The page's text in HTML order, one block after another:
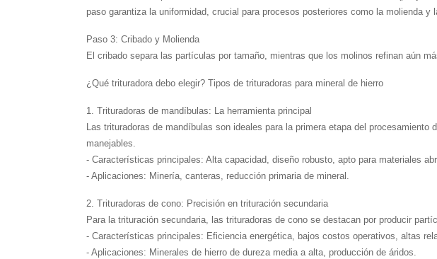
paso garantiza la uniformidad, crucial para procesos posteriores como la molienda y
Paso 3: Cribado y Molienda
El cribado separa las partículas por tamaño, mientras que los molinos refinan aún
¿Qué trituradora debo elegir? Tipos de trituradoras para mineral de hierro
1. Trituradoras de mandíbulas: La herramienta principal
Las trituradoras de mandíbulas son ideales para la primera etapa del
manejables.
- Características principales: Alta capacidad, diseño robusto, apto para materiales
- Aplicaciones: Minería, canteras, reducción primaria de mineral.
2. Trituradoras de cono: Precisión en trituración secundaria
Para la trituración secundaria, las trituradoras de cono se destacan por producir
- Características principales: Eficiencia energética, bajos costos operativos, altas
- Aplicaciones: Minerales de hierro de dureza media a alta, producción de áridos.